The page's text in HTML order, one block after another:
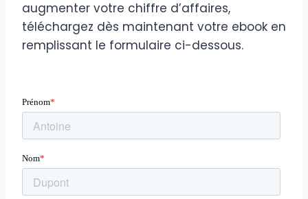
augmenter votre chiffre d’affaires,
téléchargez dès maintenant votre ebook en
remplissant le formulaire ci-dessous.